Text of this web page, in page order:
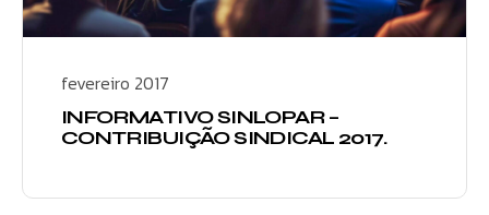
fevereiro 2017
INFORMATIVO SINLOPAR –
CONTRIBUIÇÃO SINDICAL 2017.